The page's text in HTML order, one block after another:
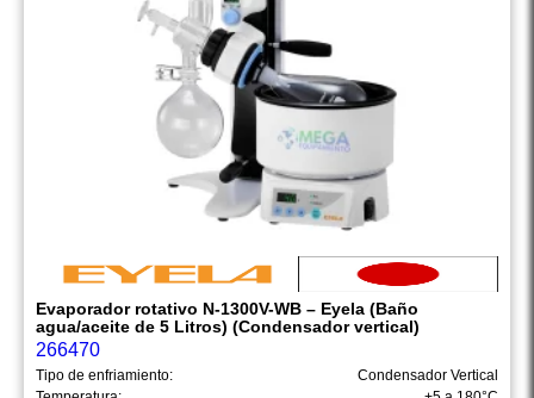
Evaporador rotativo N-1300V-WB – Eyela (Baño
agua/aceite de 5 Litros) (Condensador vertical)
266470
Tipo de enfriamiento:
Condensador Vertical